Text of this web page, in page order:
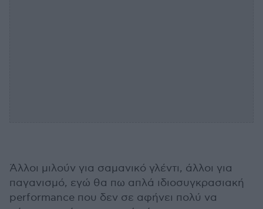
Άλλοι μιλούν για σαμανικό γλέντι, άλλοι για
παγανισμό, εγώ θα πω απλά ιδιοσυγκρασιακή
performance που δεν σε αφήνει πολύ να